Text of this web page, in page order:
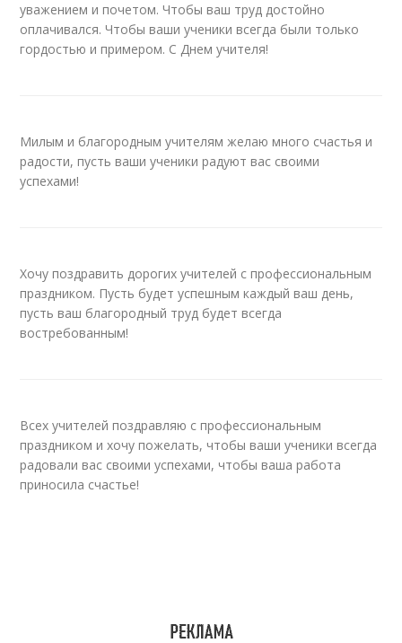
уважением и почетом. Чтобы ваш труд достойно
оплачивался. Чтобы ваши ученики всегда были только
гордостью и примером. С Днем учителя!
Милым и благородным учителям желаю много счастья и
радости, пусть ваши ученики радуют вас своими
успехами!
Хочу поздравить дорогих учителей с профессиональным
праздником. Пусть будет успешным каждый ваш день,
пусть ваш благородный труд будет всегда
востребованным!
Всех учителей поздравляю с профессиональным
праздником и хочу пожелать, чтобы ваши ученики всегда
радовали вас своими успехами, чтобы ваша работа
приносила счастье!